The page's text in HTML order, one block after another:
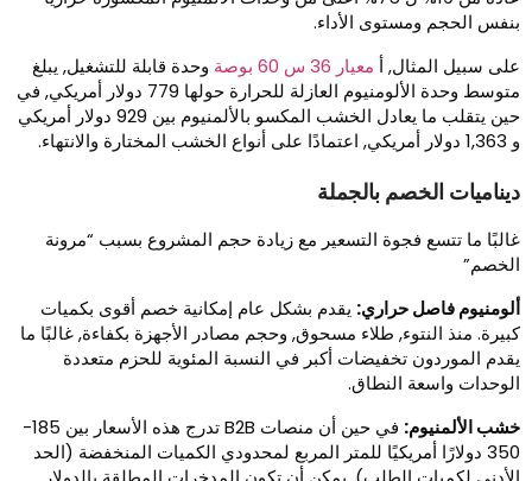
الحجم ومستوى الأداء.
سبيل المثال, أمعيار 36 س 60 بوصة
وحدة قابلة للتشغيل, يبلغ
متوسط ​​وحدة الألومنيوم العازلة للحرارة حولها 779 دولار أمريكي, في
حين يتقلب ما يعادل الخشب المكسو بالألمنيوم بين 929 دولار أمريكي
الخصم بالجملة
ما تتسع فجوة التسعير مع زيادة حجم المشروع بسبب “مرونة
فاصل حراري:يقدم بشكل عام إمكانية خصم أقوى بكميات
منذ النتوء, طلاء مسحوق, وحجم مصادر الأجهزة بكفاءة, غالبًا ما
الموردون تخفيضات أكبر في النسبة المئوية للحزم متعددة
واسعة النطاق.
الألمنيوم:
في حين أن منصات B2B تدرج هذه الأسعار بين 185-
350 دولارًا أمريكيًا للمتر المربع لمحدودي الكميات المنخفضة (الحد